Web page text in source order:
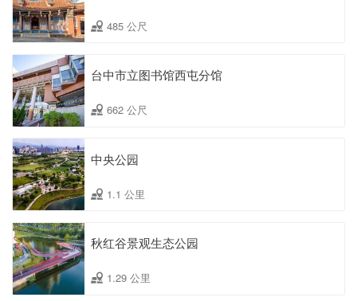
485 公尺
台中市立图书馆西屯分馆
662 公尺
中央公园
1.1 公里
秋红谷景观生态公园
1.29 公里